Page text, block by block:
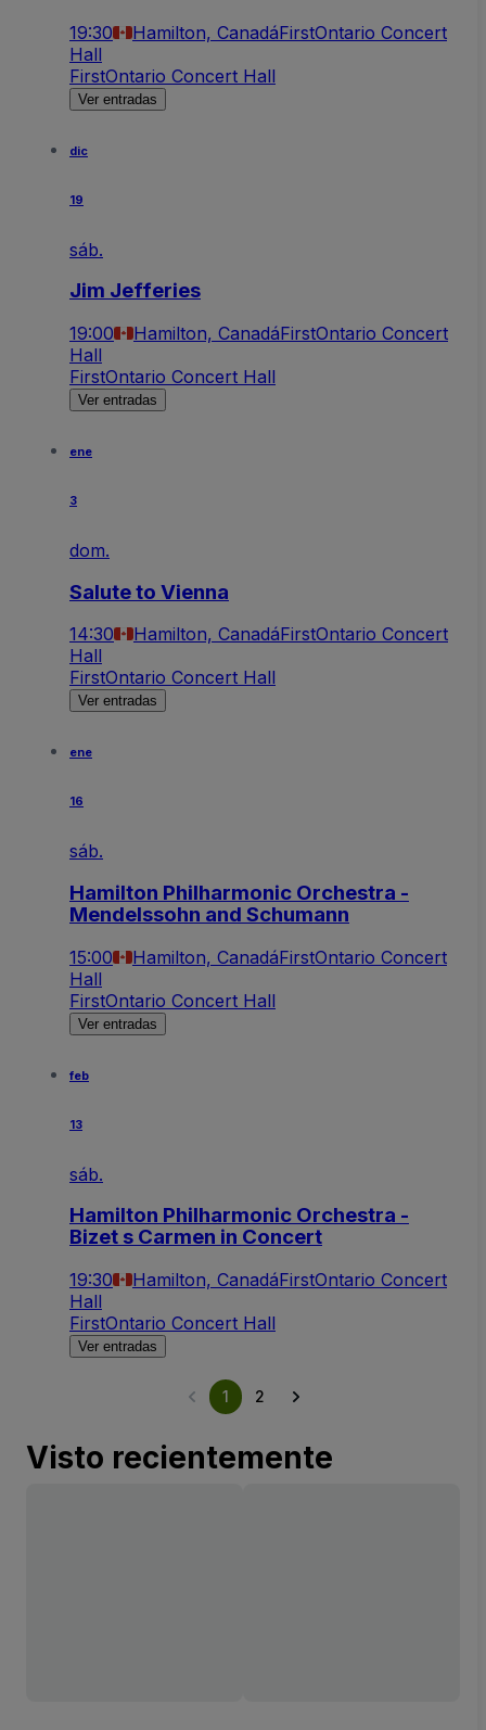
19:30 Hamilton, CanadáFirstOntario Concert
Hall
FirstOntario Concert Hall
Ver entradas
dic
19
sáb.
Jim Jefferies
19:00 Hamilton, CanadáFirstOntario Concert
Hall
FirstOntario Concert Hall
Ver entradas
ene
3
dom.
Salute to Vienna
14:30 Hamilton, CanadáFirstOntario Concert
Hall
FirstOntario Concert Hall
Ver entradas
ene
16
sáb.
Hamilton Philharmonic Orchestra -
Mendelssohn and Schumann
15:00 Hamilton, CanadáFirstOntario Concert
Hall
FirstOntario Concert Hall
Ver entradas
feb
13
sáb.
Hamilton Philharmonic Orchestra -
Bizet s Carmen in Concert
19:30 Hamilton, CanadáFirstOntario Concert
Hall
FirstOntario Concert Hall
Ver entradas
1 2
Visto recientemente